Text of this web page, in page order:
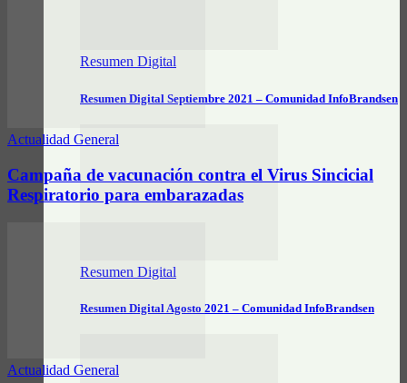
Resumen Digital
Resumen Digital Septiembre 2021 – Comunidad InfoBrandsen
Resumen Digital
Resumen Digital Agosto 2021 – Comunidad InfoBrandsen
Actualidad General
Campaña de vacunación contra el Virus Sincicial
Respiratorio para embarazadas
Actualidad General